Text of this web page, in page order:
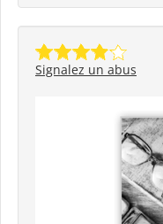
Signalez un abus